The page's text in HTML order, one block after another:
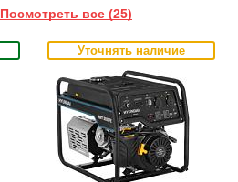
Посмотреть все (25)
Уточнять наличие